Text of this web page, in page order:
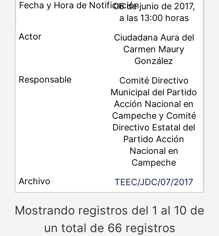
06 de junio de 2017,
a las 13:00 horas
Ciudadana Aura del
Carmen Maury
González
Comité Directivo
Municipal del Partido
Acción Nacional en
Campeche y Comité
Directivo Estatal del
Partido Acción
Nacional en
Campeche
TEEC/JDC/07/2017
Mostrando registros del 1 al 10 de
un total de 66 registros